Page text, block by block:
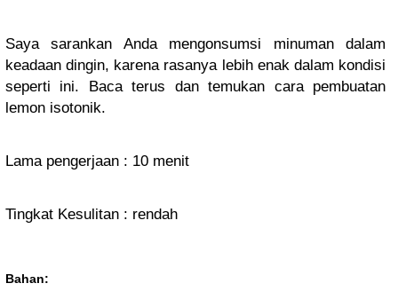
Saya sarankan Anda mengonsumsi minuman dalam
keadaan dingin, karena rasanya lebih enak dalam kondisi
seperti ini. Baca terus dan temukan cara pembuatan
lemon isotonik.
Lama pengerjaan : 10 menit
Tingkat Kesulitan : rendah
Bahan: